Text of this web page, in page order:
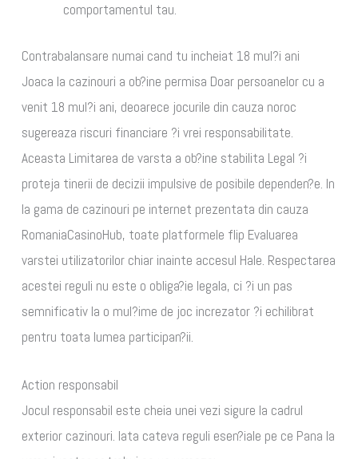
comportamentul tau.
Contrabalansare numai cand tu incheiat 18 mul?i ani
Joaca la cazinouri a ob?ine permisa Doar persoanelor cu a
venit 18 mul?i ani, deoarece jocurile din cauza noroc
sugereaza riscuri financiare ?i vrei responsabilitate.
Aceasta Limitarea de varsta a ob?ine stabilita Legal ?i
proteja tinerii de decizii impulsive de posibile dependen?e. In
la gama de cazinouri pe internet prezentata din cauza
RomaniaCasinoHub, toate platformele flip Evaluarea
varstei utilizatorilor chiar inainte accesul Hale. Respectarea
acestei reguli nu este o obliga?ie legala, ci ?i un pas
semnificativ la o mul?ime de joc increzator ?i echilibrat
pentru toata lumea participan?ii.
Action responsabil
Jocul responsabil este cheia unei vezi sigure la cadrul
exterior cazinouri. Iata cateva reguli esen?iale pe ce Pana la